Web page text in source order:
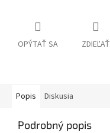
OPÝTAŤ SA ZDIEĽAŤ
Popis Diskusia
Podrobný popis